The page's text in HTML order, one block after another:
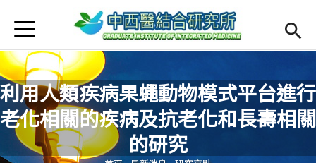
首頁
最新消息
Open submenu (本所簡介)
本所簡介
Open submenu (師資陣容)
師資陣容
Open submenu (課程規劃)
課程規劃
Jump to Navigation
Jump to Main content
利用人類疾病果蠅動物模式平台進行
老化相關的疾病及抗老化和長壽相關
的研究
您在這裡